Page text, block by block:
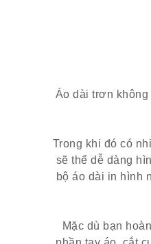
Áo dài trơn
Trong khi đó có
sẽ thể dễ dàng
bộ áo dài in hình
Mặc dù bạn